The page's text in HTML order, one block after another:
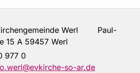
Werl Paul-
15 A 59457 Werl
977 0
so-ar.de